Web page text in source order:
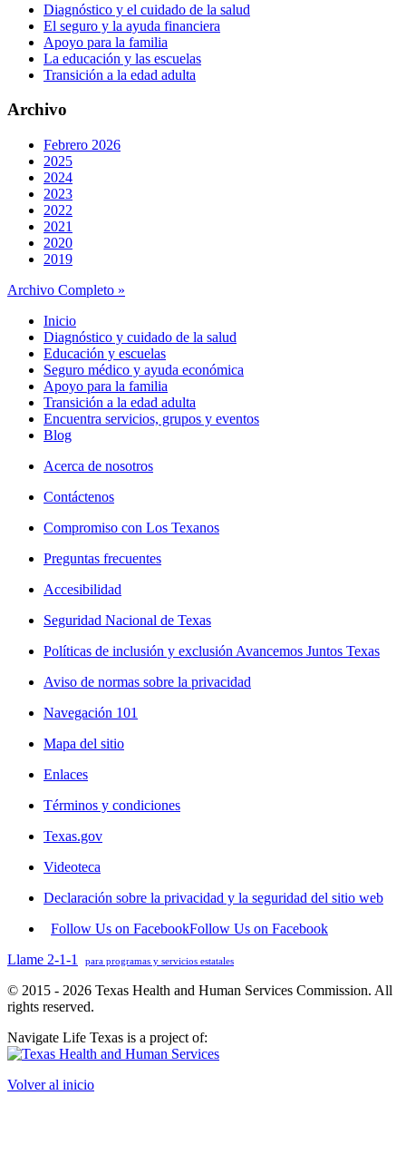
Diagnóstico y el cuidado de la salud
El seguro y la ayuda financiera
Apoyo para la familia
La educación y las escuelas
Transición a la edad adulta
Archivo
Febrero 2026
2025
2024
2023
2022
2021
2020
2019
Archivo Completo »
Inicio
Diagnóstico y cuidado de la salud
Educación y escuelas
Seguro médico y ayuda económica
Apoyo para la familia
Transición a la edad adulta
Encuentra servicios, grupos y eventos
Blog
Acerca de nosotros
Contáctenos
Compromiso con Los Texanos
Preguntas frecuentes
Accesibilidad
Seguridad Nacional de Texas
Políticas de inclusión y exclusión Avancemos Juntos Texas
Aviso de normas sobre la privacidad
Navegación 101
Mapa del sitio
Enlaces
Términos y condiciones
Texas.gov
Videoteca
Declaración sobre la privacidad y la seguridad del sitio web
Follow Us on FacebookFollow Us on Facebook
Llame 2-1-1
para programas y servicios estatales
© 2015 - 2026 Texas Health and Human Services Commission. All
rights reserved.
Navigate Life Texas is a project of:
Volver al inicio